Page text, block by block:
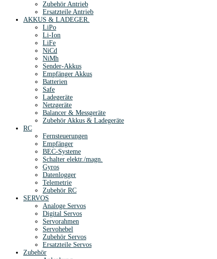
Zubehör Antrieb
Ersatzteile Antrieb
AKKUS & LADEGER.
LiPo
Li-Ion
LiFe
NiCd
NiMh
Sender-Akkus
Empfänger Akkus
Batterien
Safe
Ladegeräte
Netzgeräte
Balancer & Messgeräte
Zubehör Akkus & Ladegeräte
RC
Fernsteuerungen
Empfänger
BEC-Systeme
Schalter elektr./magn.
Gyros
Datenlogger
Telemetrie
Zubehör RC
SERVOS
Analoge Servos
Digital Servos
Servorahmen
Servohebel
Zubehör Servos
Ersatzteile Servos
Zubehör